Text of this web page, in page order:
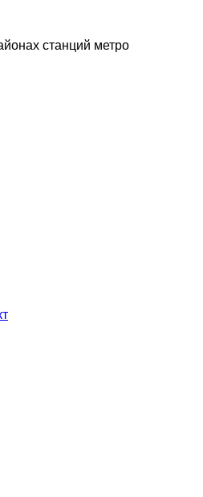
станций метро